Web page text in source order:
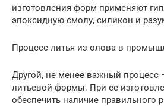
изготовления форм применяют
эпоксидную смолу, силикон и
Процесс литья из олова в
Другой, не менее важный процесс
литьевой формы. При ее
обеспечить наличие правильного